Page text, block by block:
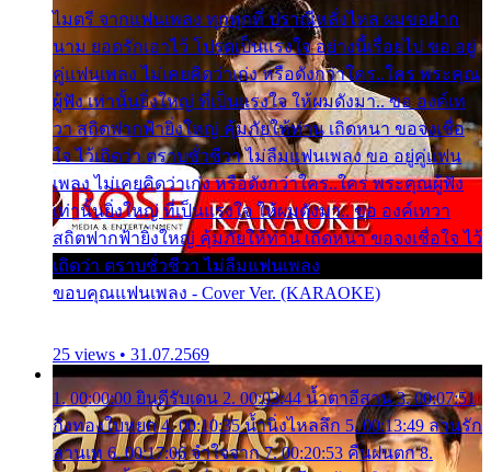
ไมตรี จากแฟนเพลง ทุกทุกที่ ปราณีหลั่งไหล ผมขอฝาก
นาม ยอดรักเอาไว้ โปรดเป็นแรงใจ อย่างนี้เรื่อยไป ขอ อยู่
คู่แฟนเพลง ไม่เคยคิดว่าเก่ง หรือดังกว่าใคร..ใคร พระคุณ
ผู้ฟัง เท่านั้นยิ่งใหญ่ ที่เป็นแรงใจ ให้ผมดังมา.. ขอ องค์เท
วา สถิตฟากฟ้ายิ่งใหญ่ คุ้มภัยให้ท่าน เถิดหนา ขอจงเชื่อ
ใจ ไว้เถิดว่า ตราบชั่วชีวา ไม่ลืมแฟนเพลง ขอ อยู่คู่แฟน
เพลง ไม่เคยคิดว่าเก่ง หรือดังกว่าใคร..ใคร พระคุณผู้ฟัง
เท่านั้นยิ่งใหญ่ ที่เป็นแรงใจ ให้ผมดังมา.. ขอ องค์เทวา
สถิตฟากฟ้ายิ่งใหญ่ คุ้มภัยให้ท่าน เถิดหนา ขอจงเชื่อใจ ไว้
เถิดว่า ตราบชั่วชีวา ไม่ลืมแฟนเพลง
ขอบคุณแฟนเพลง - Cover Ver. (KARAOKE)
25 views • 31.07.2569
1. 00:00:00 ยินดีรับเดน 2. 00:03:44 น้ำตาอีสาน 3. 00:07:51
กิ่งทองใบหยก 4. 00:10:35 น้ำนิ่งไหลลึก 5. 00:13:49 ลานรัก
ลานเท 6. 00:17:06 จำใจจาก 7. 00:20:53 คืนฝนตก 8.